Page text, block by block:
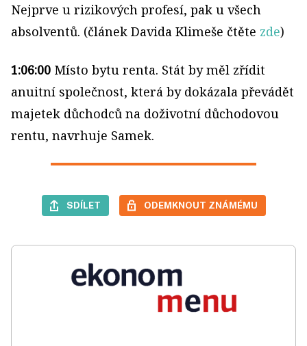
Nejprve u rizikových profesí, pak u všech
absolventů. (článek Davida Klimeše čtěte zde)
1:06:00 Místo bytu renta. Stát by měl zřídit
anuitní společnost, která by dokázala převádět
majetek důchodců na doživotní důchodovou
rentu, navrhuje Samek.
SDÍLET ODEMKNOUT ZNÁMÉMU